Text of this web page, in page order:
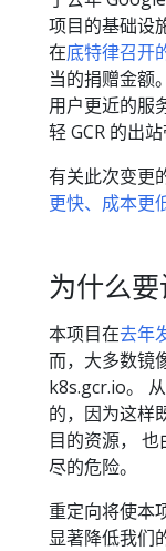
项目的基础设
在底特律召开
当的捐赠金额
用户更近的服
轻 GCR 的出站
有关此次变更
更快、成本更
为什么要
本项目在去年
而，大多数镜
k8s.gcr.io。
的，因为这样
目的资源，
尽的危险。
重定向将使本
显著降低我们